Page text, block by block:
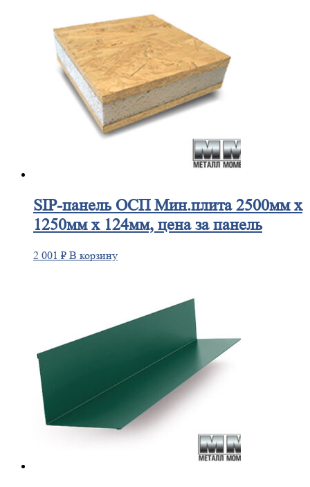
SIP-панельОСП Мин.плита 2500мм х
1250мм х 124мм, цена за панель
2 001 ₽ В корзину